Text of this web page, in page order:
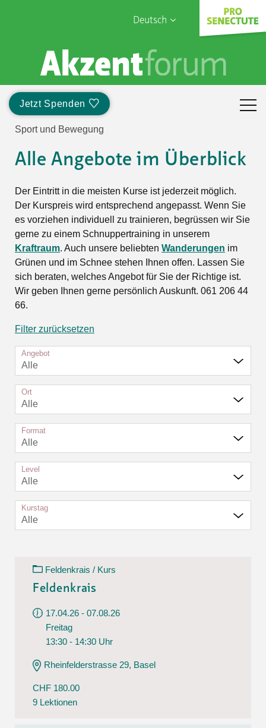
Deutsch
English
Français
Jetzt Spenden
Sophia Care
Sport und Bewegung
Alle Angebote im Überblick
Der Eintritt in die meisten Kurse ist jederzeit möglich.
Der Kurspreis wird entsprechend angepasst. Wenn Sie
es vorziehen individuell zu trainieren, begrüssen wir Sie
gerne zu einem Schnuppertraining in unserem
Kraftraum. Auch unsere beliebten Wanderungen im
Grünen und im Schnee stehen Ihnen offen. Lassen Sie
sich beraten, welches Angebot für Sie der Richtige ist.
Wir geben Ihnen gerne persönlich Auskunft. 061 206 44
66.
Filter zurücksetzen
Angebot
Alle
Ort
Alle
Format
Alle
Level
Alle
Kurstag
Alle
Feldenkrais / Kurs
Feldenkrais
17.04.26 - 07.08.26
Freitag
13:30 - 14:30 Uhr
Rheinfelderstrasse 29, Basel
CHF 180.00
9 Lektionen